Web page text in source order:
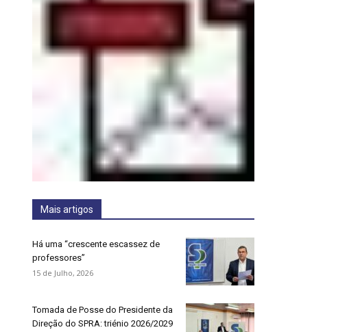
Mais artigos
Há uma “crescente escassez de
professores”
15 de Julho, 2026
Tomada de Posse do Presidente da
Direção do SPRA: triénio 2026/2029